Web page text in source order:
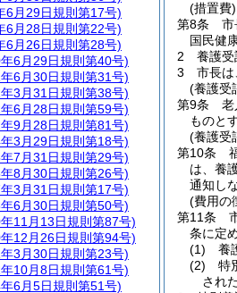
(措置費)
第8条
市
国民健
2
養護
3
市長は
(養護受
第9条
老
ものと
(養護受
第10条
は、養
通知し
(費用の
第11条
条に定
(1)
養
(2)
特
され
6月29日規則第17号)
6月28日規則第22号)
6月26日規則第28号)
6月29日規則第40号)
6月30日規則第31号)
3月31日規則第38号)
6月28日規則第59号)
9月28日規則第81号)
3月29日規則第18号)
7月31日規則第29号)
8月30日規則第26号)
3月31日規則第17号)
6月30日規則第50号)
11月13日規則第87号)
12月26日規則第94号)
3月30日規則第23号)
10月8日規則第61号)
6月5日規則第51号)